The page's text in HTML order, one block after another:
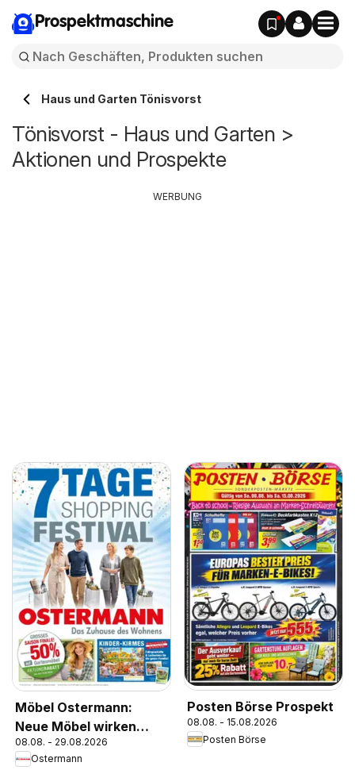
Prospektmaschine
Haus und Garten Tönisvorst
Tönisvorst - Haus und Garten >
Aktionen und Prospekte
Möbel Ostermann:
Neue Möbel wirken
Wunder.
08.08. - 29.08.2026
Ostermann
Posten Börse Prospekt
08.08. - 15.08.2026
Posten Börse
WERBUNG